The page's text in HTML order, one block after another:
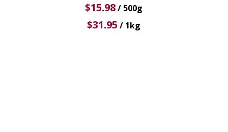
$15.98/ 500g
$31.95 / 1kg